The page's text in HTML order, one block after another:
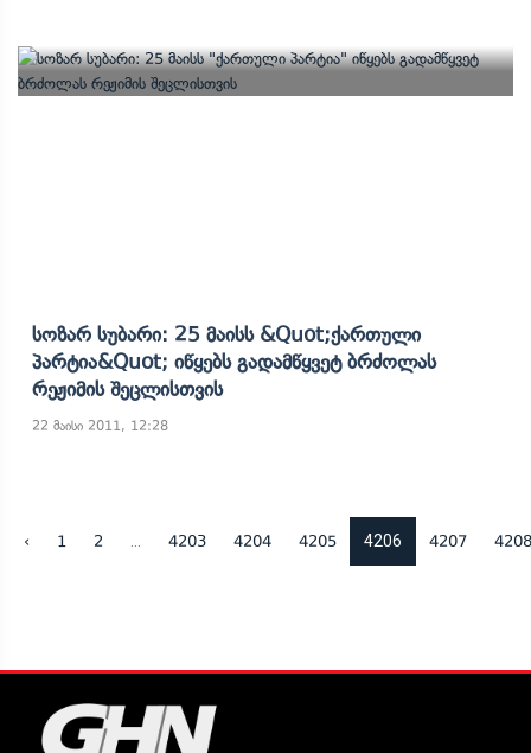
Სოზარ Სუბარი: 25 Მაისს &quot;ქართული
Პარტია&quot; Იწყებს Გადამწყვეტ Ბრძოლას
Რეჟიმის Შეცლისთვის
22 მაისი 2011, 12:28
‹ 1 2 4203 4204 4205 4206 4207 4208